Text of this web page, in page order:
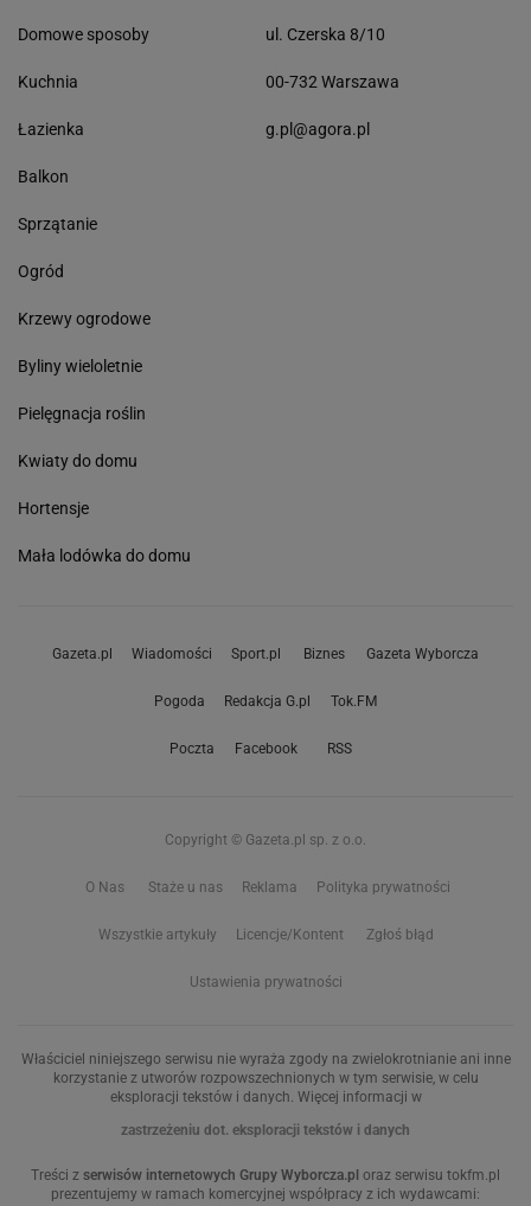
Domowe sposoby
Kuchnia
Łazienka
Balkon
Sprzątanie
Ogród
Krzewy ogrodowe
Byliny wieloletnie
Pielęgnacja roślin
Kwiaty do domu
Hortensje
Mała lodówka do domu
ul. Czerska 8/10
00-732 Warszawa
g.pl@agora.pl
Gazeta.pl Wiadomości Sport.pl Biznes Gazeta Wyborcza
Pogoda Redakcja G.pl Tok.FM
Poczta Facebook RSS
Copyright © Gazeta.pl sp. z o.o.
O Nas Staże u nas Reklama Polityka prywatności
Wszystkie artykuły Licencje/Kontent Zgłoś błąd
Ustawienia prywatności
Właściciel niniejszego serwisu nie wyraża zgody na zwielokrotnianie ani inne
korzystanie z utworów rozpowszechnionych w tym serwisie, w celu
eksploracji tekstów i danych. Więcej informacji w
zastrzeżeniu dot. eksploracji tekstów i danych
Treści z serwisów internetowych Grupy Wyborcza.pl oraz serwisu tokfm.pl
prezentujemy w ramach komercyjnej współpracy z ich wydawcami: